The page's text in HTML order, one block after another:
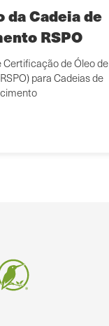
Cadeia de
RSPO
de Óleo de
para Cadeias de